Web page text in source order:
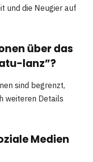
und die Neugier auf
über das
lanz”?
sind begrenzt,
weiteren Details
Medien